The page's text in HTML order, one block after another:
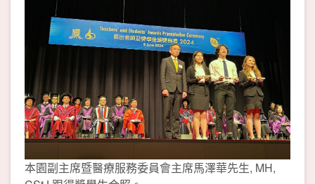
本園副主席暨醫療服務委員會主席馬澤華先生, MH,